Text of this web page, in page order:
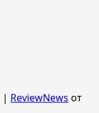
| ReviewNews от